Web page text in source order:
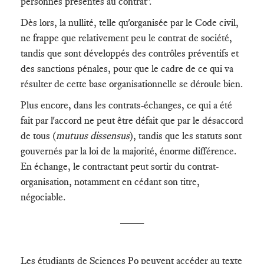
Dès lors, la nullité, telle qu'organisée par le Code civil,
ne frappe que relativement peu le contrat de société,
tandis que sont développés des contrôles préventifs et
des sanctions pénales, pour que le cadre de ce qui va
résulter de cette base organisationnelle se déroule bien.
Plus encore, dans les contrats-échanges, ce qui a été
fait par l'accord ne peut être défait que par le désaccord
de tous (mutuus dissensus), tandis que les statuts sont
gouvernés par la loi de la majorité, énorme différence.
En échange, le contractant peut sortir du contrat-
organisation, notamment en cédant son titre,
négociable.
Les étudiants de Sciences Po peuvent accéder au texte